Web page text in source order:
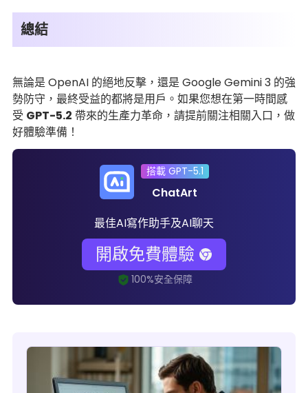
總結
無論是 OpenAI 的絕地反擊，還是 Google Gemini 3 的強
勢防守，最終受益的都將是用戶。如果您想在第一時間感
受 GPT-5.2 帶來的生產力革命，請提前關注相關入口，做
好體驗準備！
搭載 GPT-5.1
ChatArt
最佳AI寫作助手及AI聊天
開啟免費體驗